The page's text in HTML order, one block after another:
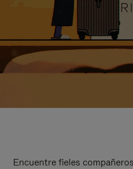
Encuentre fieles